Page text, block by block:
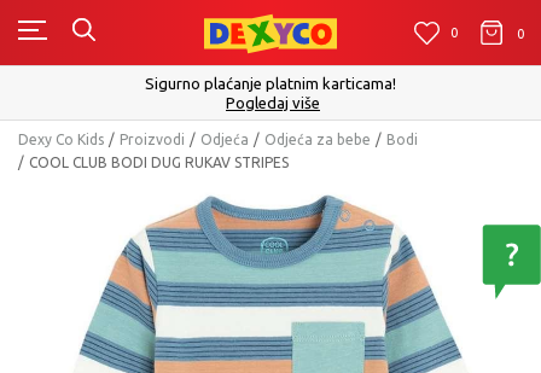
0 0
Click&Collect - Platite karticom Online i preuzmite u prodavnici
izboru
Pogledaj više
Dexy Co Kids Proizvodi Odjeća Odjeća za bebe
Bodi
COOL CLUB BODI DUG RUKAV STRIPES